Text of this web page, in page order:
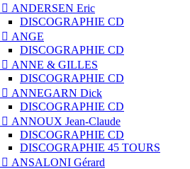
 ANDERSEN Eric
DISCOGRAPHIE CD
 ANGE
DISCOGRAPHIE CD
 ANNE & GILLES
DISCOGRAPHIE CD
 ANNEGARN Dick
DISCOGRAPHIE CD
 ANNOUX Jean-Claude
DISCOGRAPHIE CD
DISCOGRAPHIE 45 TOURS
 ANSALONI Gérard